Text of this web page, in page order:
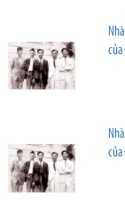
của
của